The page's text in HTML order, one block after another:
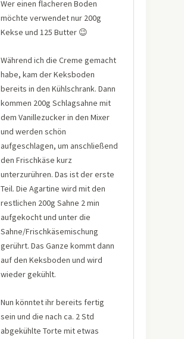
Wer einen flacheren Boden
möchte verwendet nur 200g
Kekse und 125 Butter 😉
Während ich die Creme gemacht
habe, kam der Keksboden
bereits in den Kühlschrank. Dann
kommen 200g Schlagsahne mit
dem Vanillezucker in den Mixer
und werden schön
aufgeschlagen, um anschließend
den Frischkäse kurz
unterzurühren. Das ist der erste
Teil. Die Agartine wird mit den
restlichen 200g Sahne 2 min
aufgekocht und unter die
Sahne/Frischkäsemischung
gerührt. Das Ganze kommt dann
auf den Keksboden und wird
wieder gekühlt.
Nun könntet ihr bereits fertig
sein und die nach ca. 2 Std
abgekühlte Torte mit etwas